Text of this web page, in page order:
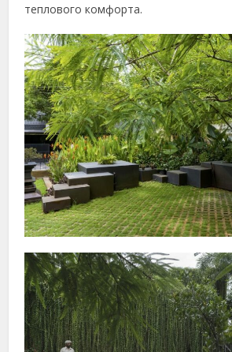
теплового комфорта.